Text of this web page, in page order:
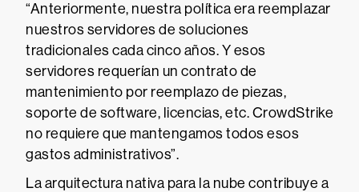
“Anteriormente, nuestra política era reemplazar
nuestros servidores de soluciones
tradicionales cada cinco años. Y esos
servidores requerían un contrato de
mantenimiento por reemplazo de piezas,
soporte de software, licencias, etc. CrowdStrike
no requiere que mantengamos todos esos
gastos administrativos”.
La arquitectura nativa para la nube contribuye a